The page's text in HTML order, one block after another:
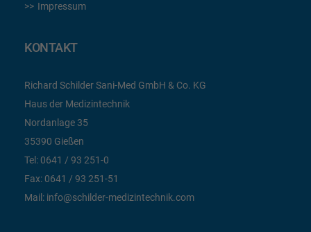
Impressum
KONTAKT
Richard Schilder Sani-Med GmbH & Co. KG
Haus der Medizintechnik
Nordanlage 35
35390 Gießen
Tel: 0641 / 93 251-0
Fax: 0641 / 93 251-51
Mail: info@schilder-medizintechnik.com